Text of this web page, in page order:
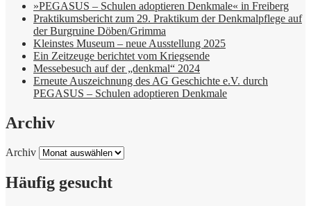
»PEGASUS – Schulen adoptieren Denkmale« in Freiberg
Praktikumsbericht zum 29. Praktikum der Denkmalpflege auf
der Burgruine Döben/Grimma
Kleinstes Museum – neue Ausstellung 2025
Ein Zeitzeuge berichtet vom Kriegsende
Messebesuch auf der „denkmal“ 2024
Erneute Auszeichnung des AG Geschichte e.V. durch
PEGASUS – Schulen adoptieren Denkmale
Archiv
Archiv
Häufig gesucht